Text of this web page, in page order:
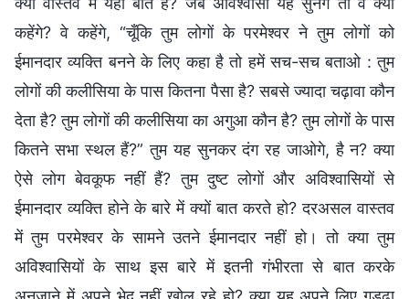
कहेंगे? वे कहेंगे, “चूँकि तुम लोगों के परमेश्वर ने तुम लोगों को
ईमानदार व्यक्ति बनने के लिए कहा है तो हमें सच-सच बताओ : तुम
लोगों की कलीसिया के पास कितना पैसा है? सबसे ज्यादा चढ़ावा कौन
देता है? तुम लोगों की कलीसिया का अगुआ कौन है? तुम लोगों के पास
कितने सभा स्थल हैं?” तुम यह सुनकर दंग रह जाओगे, है न? क्या
ऐसे लोग बेवकूफ नहीं हैं? तुम दुष्ट लोगों और अविश्वासियों से
ईमानदार व्यक्ति होने के बारे में क्यों बात करते हो? दरअसल वास्तव
में तुम परमेश्वर के सामने उतने ईमानदार नहीं हो। तो क्या तुम
अविश्वासियों के साथ इस बारे में इतनी गंभीरता से बात करके